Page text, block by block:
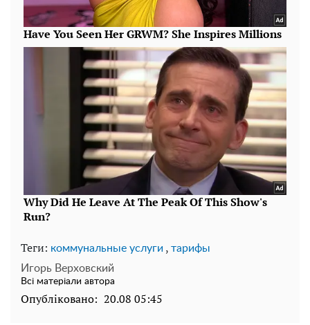
Теги: коммунальные услуги , тарифы
Игорь Верховский
Всі матеріали автора
Опубліковано: 20.08 05:45